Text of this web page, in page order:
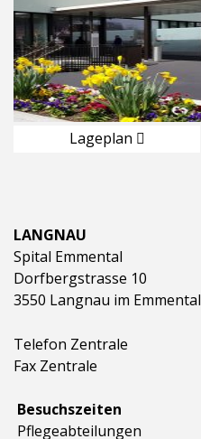
Lageplan
LANGNAU
Spital Emmental
Dorfbergstrasse 10
3550 Langnau im Emmental
Telefon Zentrale
Fax Zentrale
Besuchszeiten
Pflegeabteilungen